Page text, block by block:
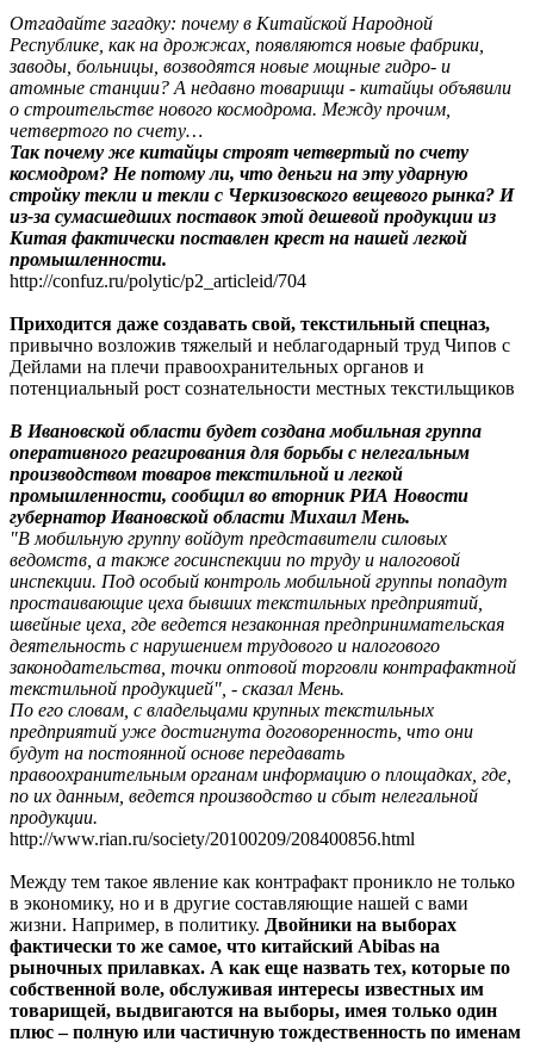
Отгадайте загадку: почему в Китайской Народной
Республике, как на дрожжах, появляются новые фабрики,
заводы, больницы, возводятся новые мощные гидро- и
атомные станции? А недавно товарищи - китайцы объявили
о строительстве нового космодрома. Между прочим,
четвертого по счету…
Так почему же китайцы строят четвертый по счету
космодром? Не потому ли, что деньги на эту ударную
стройку текли и текли с Черкизовского вещевого рынка? И
из-за сумасшедших поставок этой дешевой продукции из
Китая фактически поставлен крест на нашей легкой
промышленности.
http://confuz.ru/polytic/p2_articleid/704
Приходится даже создавать свой, текстильный спецназ,
привычно возложив тяжелый и неблагодарный труд Чипов с
Дейлами на плечи правоохранительных органов и
потенциальный рост сознательности местных текстильщиков
В Ивановской области будет создана мобильная группа
оперативного реагирования для борьбы с нелегальным
производством товаров текстильной и легкой
промышленности, сообщил во вторник РИА Новости
губернатор Ивановской области Михаил Мень.
"В мобильную группу войдут представители силовых
ведомств, а также госинспекции по труду и налоговой
инспекции. Под особый контроль мобильной группы попадут
простаивающие цеха бывших текстильных предприятий,
швейные цеха, где ведется незаконная предпринимательская
деятельность с нарушением трудового и налогового
законодательства, точки оптовой торговли контрафактной
текстильной продукцией", - сказал Мень.
По его словам, с владельцами крупных текстильных
предприятий уже достигнута договоренность, что они
будут на постоянной основе передавать
правоохранительным органам информацию о площадках, где,
по их данным, ведется производство и сбыт нелегальной
продукции.
http://www.rian.ru/society/20100209/208400856.html
Между тем такое явление как контрафакт проникло не только
в экономику, но и в другие составляющие нашей с вами
жизни. Например, в политику. Двойники на выборах
фактически то же самое, что китайский Abibas на
рыночных прилавках. А как еще назвать тех, которые по
собственной воле, обслуживая интересы известных им
товарищей, выдвигаются на выборы, имея только один
плюс – полную или частичную тождественность по именам